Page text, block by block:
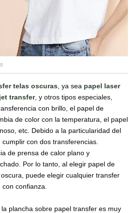
telas oscuras , ya sea papel laser
transfer, y otros tipos especiales,
con brillo, el papel de
de color con la temperatura, el papel
etc. Debido a la particularidad del
con dos transferencias.
de prensa de calor plano y
Por lo tanto, al elegir papel de
puede elegir cualquier transfer
confianza.
plancha sobre papel transfer es muy